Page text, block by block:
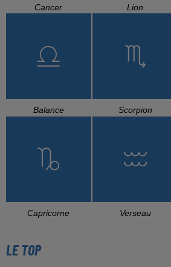
Cancer Lion
Balance Scorpion
Capricorne Verseau
LE TOP